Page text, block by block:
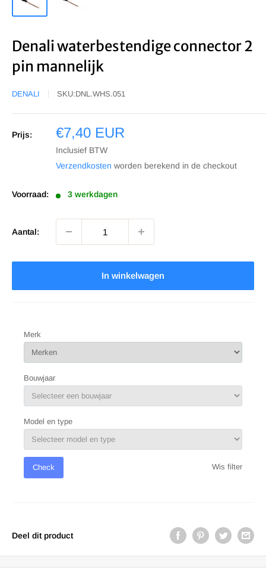
Denali waterbestendige connector 2
pin mannelijk
DENALI SKU:DNL.WHS.051
Prijs:
Sale
prijs
€7,40 EUR
Inclusief BTW
Verzendkosten worden berekend in de checkout
Voorraad: 3 werkdagen
Aantal:
In winkelwagen
Merk
Bouwjaar
Model en type
Check Wis filter
Deel dit product